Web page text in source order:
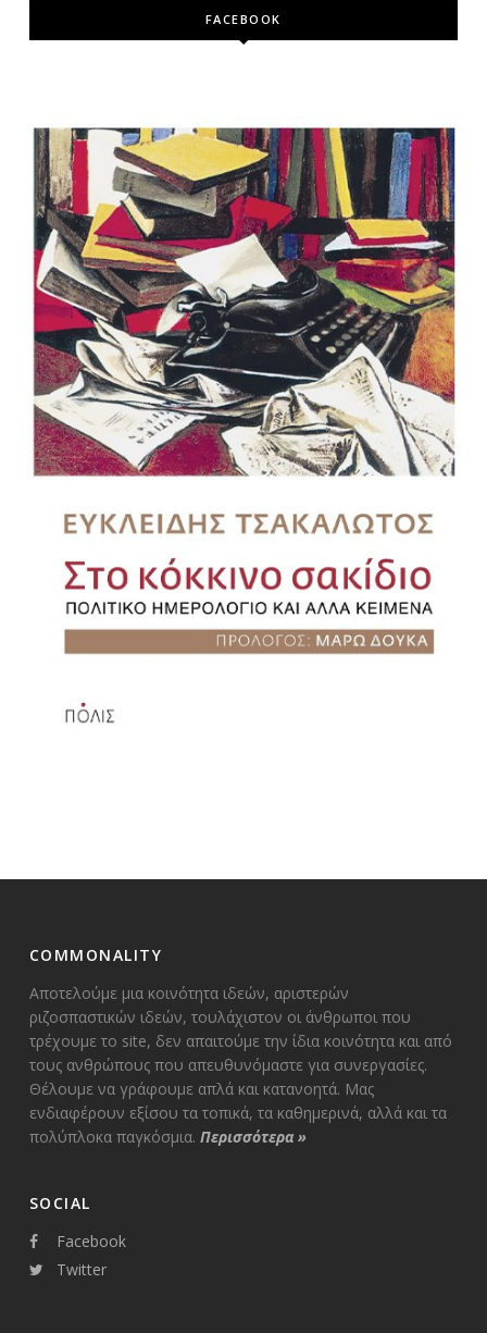
FACEBOOK
COMMONALITY
Αποτελούμε μια κοινότητα ιδεών, αριστερών
ριζοσπαστικών ιδεών, τουλάχιστον οι άνθρωποι που
τρέχουμε το site, δεν απαιτούμε την ίδια κοινότητα και από
τους ανθρώπους που απευθυνόμαστε για συνεργασίες.
Θέλουμε να γράφουμε απλά και κατανοητά. Μας
ενδιαφέρουν εξίσου τα τοπικά, τα καθημερινά, αλλά και τα
πολύπλοκα παγκόσμια. Περισσότερα»
SOCIAL
Facebook
Twitter